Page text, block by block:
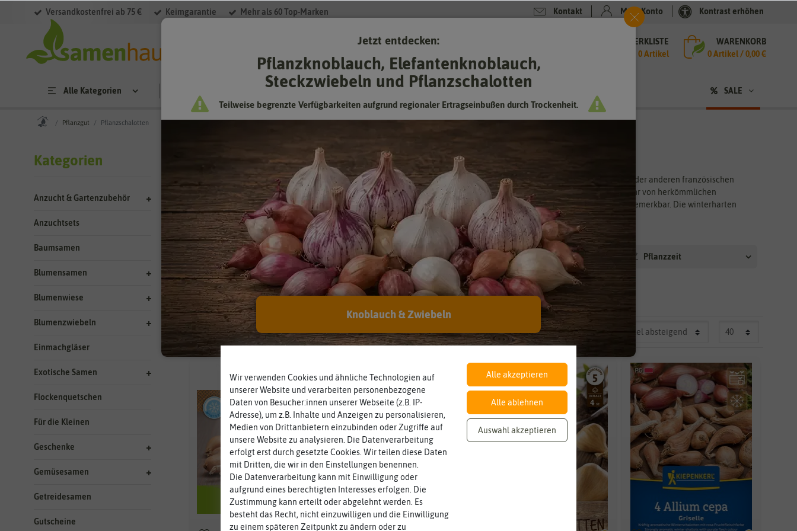
Versandkostenfrei ab 75 € Keimgarantie Mehr als 60 Top-Marken Kontakt Mein Konto Kontrast erhöhen
MERKLISTE
0 Artikel
WARENKORB
0Artikel /0,00 €
Alle Kategorien SALE
Pflanzgut Pflanzschalotten
Kategorien
Anzucht & Gartenzubehör
Anzuchtsets
Baumsamen
Blumensamen
Blumenwiese
Blumenzwiebeln
Einmachgläser
Exotische Samen
Flockenquetschen
Für die Kleinen
Geschenke
Gemüsesamen
Getreidesamen
Gutscheine
Pflanzschalotten – kleine, aromatische Zwiebeln im Garten
Schalotten sind vor allem in Frankreich beliebt. Die kleinen Zwiebeln sind ein Muss in Zwiebelsuppe, Zwiebelkuchen oder anderen französischen
Rezepten. Pflanzschalotten sollten Sie unbedingt auch im Garten anbauen, denn ihr Geschmack unterscheidet sich sehr von herkömmlichen
Zwiebeln. Schalotten sind etwas würziger und dazu feiner und süßlicher. Das macht sich gerade in Zwiebelgerichten bemerkbar. Die winterharten
Pflanzschalotten können Sie gut in unseren Regionen anbauen.
Hersteller Preis Ernte Pflanzzeit
Lebensdauer Standortbedingungen Pflanzgut
4 Ergebnissegefunden in Pflanzschalotten
Filter
Wir verwenden Cookies und ähnliche Technologien auf
unserer Website und verarbeiten personenbezogene
Daten von Besucher:innen unserer Webseite (z.B. IP-
Adresse), um z.B. Inhalte und Anzeigen zu personalisieren,
Medien von Drittanbietern einzubinden oder Zugriffe auf
unsere Website zu analysieren. Die Datenverarbeitung
erfolgt erst durch gesetzte Cookies. Wir teilen diese Daten
mit Dritten, die wir in den Einstellungen benennen.
Die Datenverarbeitung kann mit Einwilligung oder
aufgrund eines berechtigten Interesses erfolgen. Die
Zustimmung kann erteilt oder abgelehnt werden. Es
besteht das Recht, nicht einzuwilligen und die Einwilligung
zu einem späteren Zeitpunkt zu ändern oder zu
Alle akzeptieren
Alle ablehnen
Auswahl akzeptieren
Jetzt entdecken:
Pflanzknoblauch, Elefantenknoblauch,
Steckzwiebeln und Pflanzschalotten
Teilweise begrenzte Verfügbarkeiten aufgrund regionaler Ertragseinbußen durch Trockenheit.
Knoblauch & Zwiebeln